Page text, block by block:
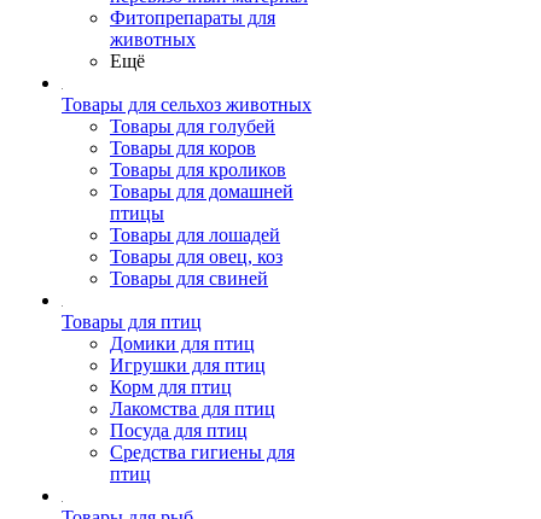
Фитопрепараты для
животных
Ещё
Товары для сельхоз животных
Товары для голубей
Товары для коров
Товары для кроликов
Товары для домашней
птицы
Товары для лошадей
Товары для овец, коз
Товары для свиней
Товары для птиц
Домики для птиц
Игрушки для птиц
Корм для птиц
Лакомства для птиц
Посуда для птиц
Средства гигиены для
птиц